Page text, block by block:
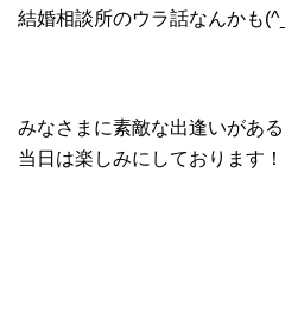
結婚相談所のウラ話なんかも
みなさまに素敵な出逢いがある
当日は楽しみにしております！